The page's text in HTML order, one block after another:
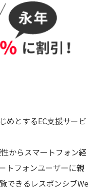
めとするEC支援サービ
からスマートフォン経
トフォンユーザーに親
できるレスポンシブWe